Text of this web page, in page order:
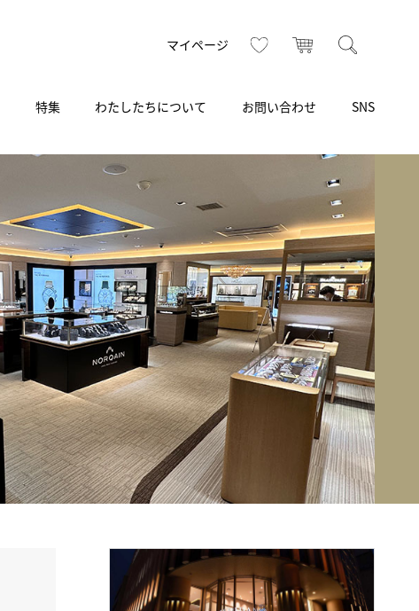
マイページ お気に入りカート
AMIDA
アミダ
Arnold & Son
アーノルド＆サン
ヴィンテージブランド
ISHIDA いいモノ Selection
いいモノ Gift selection
i.s.d.(アイエスディー)
ISHIDA N43°（札幌）
ブライトリング ブティック 銀座
BEST VINTAGE新宿
特集 わたしたちについて お問い合わせ SNS
INSTAGRAM
TikTok